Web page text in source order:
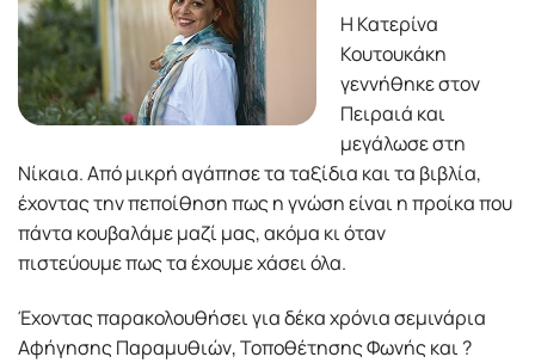
Η Κατερίνα
Κουτουκάκη
γεννήθηκε στον
Πειραιά και
µεγάλωσε στη
Νίκαια. Από µικρή αγάπησε τα ταξίδια και τα βιβλία,
έχοντας την πεποίθηση πως η γνώση είναι η προίκα που
πάντα κουβαλάµε µαζί µας, ακόµα κι όταν
πιστεύουµε πως τα έχουµε χάσει όλα.
Έχοντας παρακολουθήσει για δέκα χρόνια σεµινάρια
Αφήγησης Παραµυθιών, Τοποθέτησης Φωνής και ?